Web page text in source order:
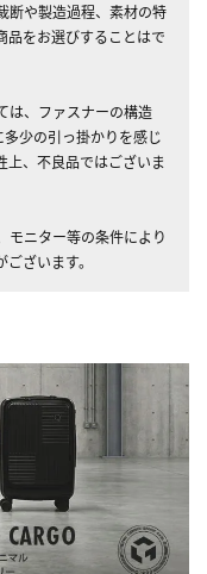
断や製造過程、素材の特
品をお選びすることはで
は、ファスナーの構造
少の引っ掛かりを感じ
上、不良品ではございま
モニター等の条件により
ざいます。